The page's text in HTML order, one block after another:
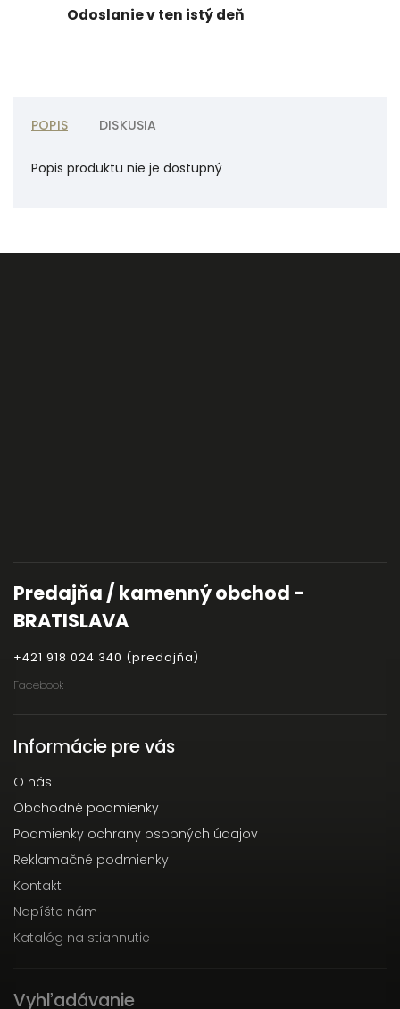
Odoslanie v ten istý deň
POPIS DISKUSIA
Popis produktu nie je dostupný
Predajňa / kamenný obchod -
BRATISLAVA
+421 918 024 340 (predajňa)
Facebook
Informácie pre vás
O nás
Obchodné podmienky
Podmienky ochrany osobných údajov
Reklamačné podmienky
Kontakt
Napíšte nám
Katalóg na stiahnutie
Vyhľadávanie